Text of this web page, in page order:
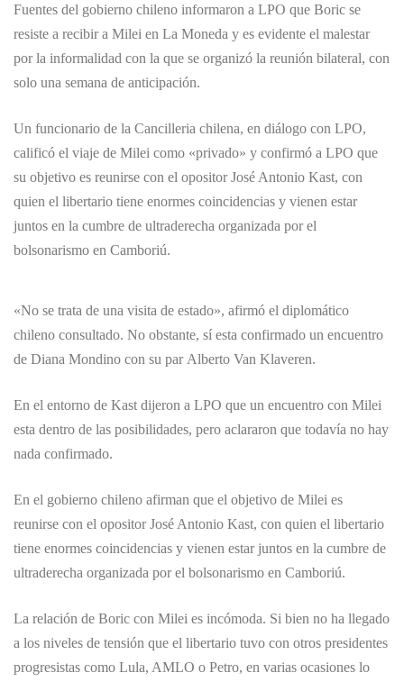
Fuentes del gobierno chileno informaron a LPO que Boric se
resiste a recibir a Milei en La Moneda y es evidente el malestar
por la informalidad con la que se organizó la reunión bilateral, con
solo una semana de anticipación.
Un funcionario de la Cancilleria chilena, en diálogo con LPO,
calificó el viaje de Milei como «privado» y confirmó a LPO que
su objetivo es reunirse con el opositor José Antonio Kast, con
quien el libertario tiene enormes coincidencias y vienen estar
juntos en la cumbre de ultraderecha organizada por el
bolsonarismo en Camboriú.
«No se trata de una visita de estado», afirmó el diplomático
chileno consultado. No obstante, sí esta confirmado un encuentro
de Diana Mondino con su par Alberto Van Klaveren.
En el entorno de Kast dijeron a LPO que un encuentro con Milei
esta dentro de las posibilidades, pero aclararon que todavía no hay
nada confirmado.
En el gobierno chileno afirman que el objetivo de Milei es
reunirse con el opositor José Antonio Kast, con quien el libertario
tiene enormes coincidencias y vienen estar juntos en la cumbre de
ultraderecha organizada por el bolsonarismo en Camboriú.
La relación de Boric con Milei es incómoda. Si bien no ha llegado
a los niveles de tensión que el libertario tuvo con otros presidentes
progresistas como Lula, AMLO o Petro, en varias ocasiones lo